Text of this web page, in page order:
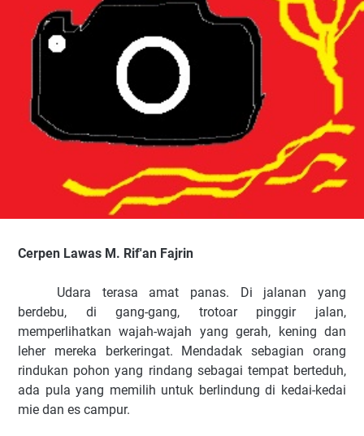
Cerpen Lawas M. Rif'an Fajrin
Udara terasa amat panas. Di jalanan yang
berdebu, di gang-gang, trotoar pinggir jalan,
memperlihatkan wajah-wajah yang gerah, kening dan
leher mereka berkeringat. Mendadak sebagian orang
rindukan pohon yang rindang sebagai tempat berteduh,
ada pula yang memilih untuk berlindung di kedai-kedai
mie dan es campur.